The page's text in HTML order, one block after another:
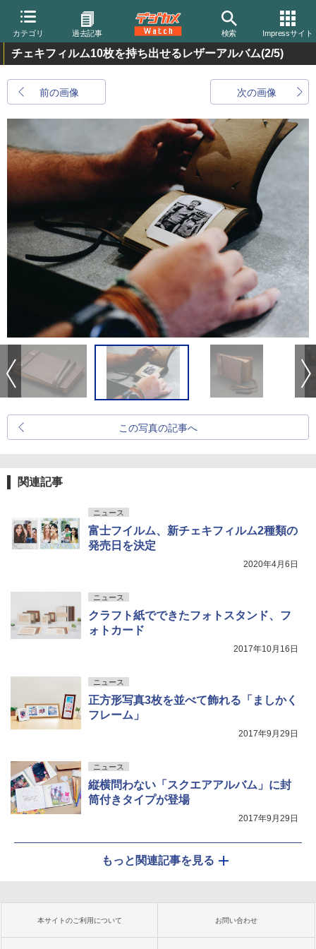
カテゴリ 過去記事 検索 Impressサイト
チェキフィルム10枚を持ち出せるレザーアルバム(2/5)
前の画像 次の画像
この写真の記事へ
関連記事
ニュース
富士フイルム、新チェキフィルム2種類の
発売日を決定
2020年4月6日
ニュース
クラフト紙でできたフォトスタンド、フ
ォトカード
2017年10月16日
ニュース
正方形写真3枚を並べて飾れる「ましかく
フレーム」
2017年9月29日
ニュース
縦横問わない「スクエアアルバム」に封
筒付きタイプが登場
2017年9月29日
もっと関連記事を見る
本サイトのご利用について お問い合わせ